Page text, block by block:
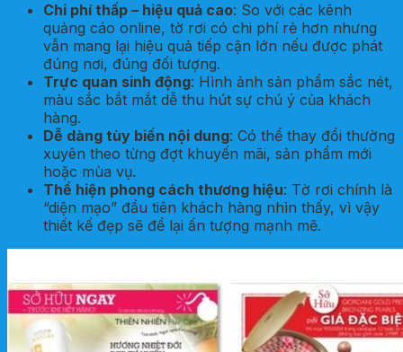
Chi phí thấp – hiệu quả cao: So với các kênh
quảng cáo online, tờ rơi có chi phí rẻ hơn nhưng
vẫn mang lại hiệu quả tiếp cận lớn nếu được phát
đúng nơi, đúng đối tượng.
Trực quan sinh động: Hình ảnh sản phẩm sắc nét,
màu sắc bắt mắt dễ thu hút sự chú ý của khách
hàng.
Dễ dàng tùy biến nội dung: Có thể thay đổi thường
xuyên theo từng đợt khuyến mãi, sản phẩm mới
hoặc mùa vụ.
Thể hiện phong cách thương hiệu: Tờ rơi chính là
“diện mạo” đầu tiên khách hàng nhìn thấy, vì vậy
thiết kế đẹp sẽ để lại ấn tượng mạnh mẽ.